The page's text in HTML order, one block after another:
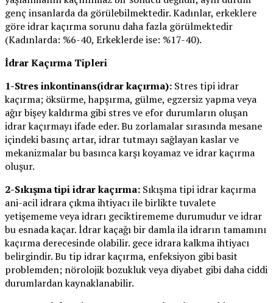
genç insanlarda da görülebilmektedir. Kadınlar, erkeklere
göre idrar kaçırma sorunu daha fazla görülmektedir
(Kadınlarda: %6-40, Erkeklerde ise: %17-40).
İdrar Kaçırma Tipleri
1-Stres inkontinans(idrar kaçırma): Stres tipi idrar
kaçırma; öksürme, hapşırma, gülme, egzersiz yapma veya
ağır bişey kaldırma gibi stres ve efor durumların oluşan
idrar kaçırmayı ifade eder. Bu zorlamalar sırasında mesane
içindeki basınç artar, idrar tutmayı sağlayan kaslar ve
mekanizmalar bu basınca karşı koyamaz ve idrar kaçırma
oluşur.
2-Sıkışma tipi idrar kaçırma: Sıkışma tipi idrar kaçırma
ani-acil idrara çıkma ihtiyacı ile birlikte tuvalete
yetişememe veya idrarı geciktirememe durumudur ve idrar
bu esnada kaçar. İdrar kaçağı bir damla ila idrarın tamamını
kaçırma derecesinde olabilir. gece idrara kalkma ihtiyacı
belirgindir. Bu tip idrar kaçırma, enfeksiyon gibi basit
problemden; nörolojik bozukluk veya diyabet gibi daha ciddi
durumlardan kaynaklanabilir.